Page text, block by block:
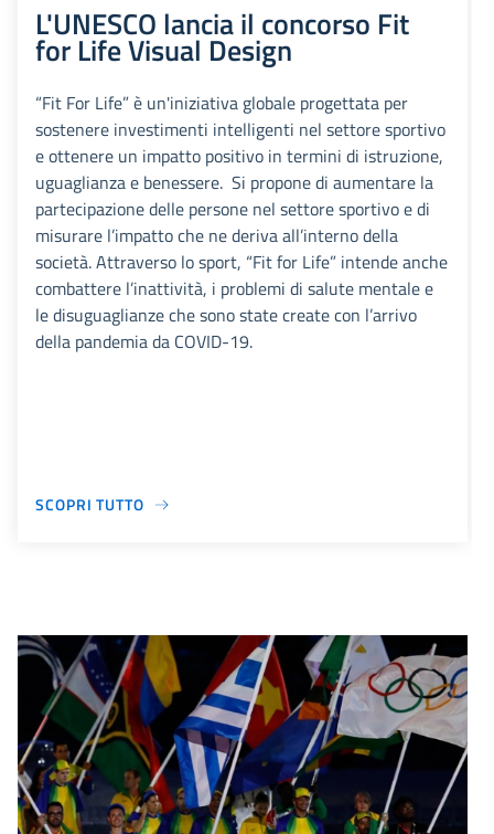
L'UNESCO lancia il concorso Fit
for Life Visual Design
“Fit For Life” è un'iniziativa globale progettata per
sostenere investimenti intelligenti nel settore sportivo
e ottenere un impatto positivo in termini di istruzione,
uguaglianza e benessere. Si propone di aumentare la
partecipazione delle persone nel settore sportivo e di
misurare l’impatto che ne deriva all’interno della
società. Attraverso lo sport, “Fit for Life” intende anche
combattere l’inattività, i problemi di salute mentale e
le disuguaglianze che sono state create con l’arrivo
della pandemia da COVID-19.
SCOPRI TUTTO